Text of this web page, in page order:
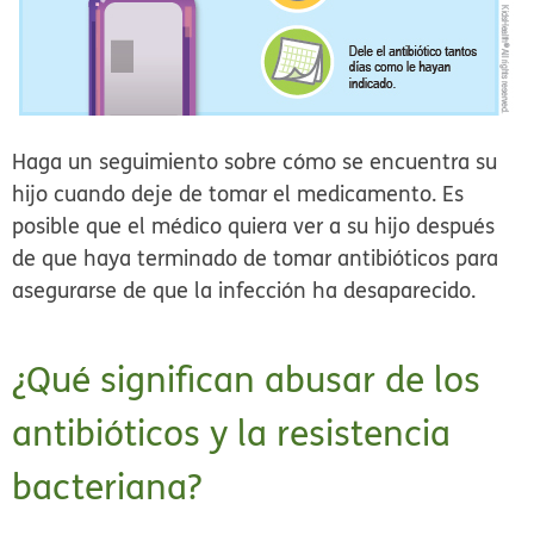
Haga un seguimiento sobre cómo se encuentra su
hijo cuando deje de tomar el medicamento. Es
posible que el médico quiera ver a su hijo después
de que haya terminado de tomar antibióticos para
asegurarse de que la infección ha desaparecido.
¿Qué significan abusar de los
antibióticos y la resistencia
bacteriana?